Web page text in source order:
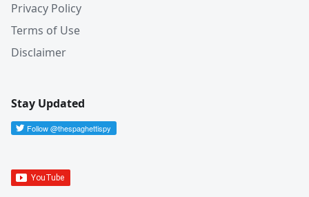
Privacy Policy
Terms of Use
Disclaimer
Stay Updated